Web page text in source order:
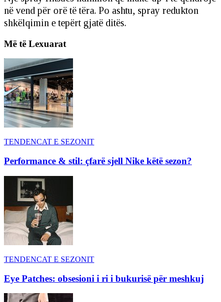
në vend për orë të tëra. Po ashtu, spray redukton
shkëlqimin e tepërt gjatë ditës.
Më të Lexuarat
TENDENCAT E SEZONIT
Performance & stil: çfarë sjell Nike këtë sezon?
TENDENCAT E SEZONIT
Eye Patches: obsesioni i ri i bukurisë për meshkuj